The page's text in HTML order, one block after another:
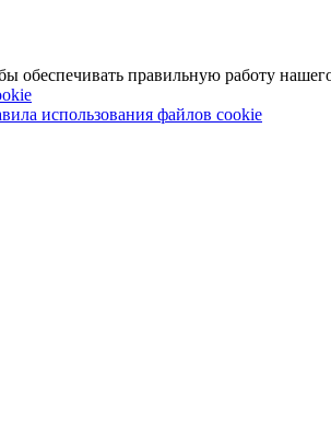
правильную работу
использования файлов cookie